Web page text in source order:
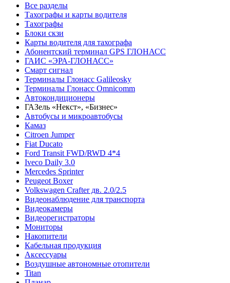
Все разделы
Тахографы и карты водителя
Тахографы
Блоки скзи
Карты водителя для тахографа
Абонентский терминал GPS ГЛОНАСС
ГАИС «ЭРА-ГЛОНАСС»
Смарт сигнал
Терминалы Глонасс Galileosky
Терминалы Глонасс Omnicomm
Автокондиционеры
ГАЗель «Некст», «Бизнес»
Автобусы и микроавтобусы
Камаз
Citroen Jumper
Fiat Ducato
Ford Transit FWD/RWD 4*4
Iveco Daily 3.0
Mercedes Sprinter
Peugeot Boxer
Volkswagen Crafter дв. 2.0/2.5
Видеонаблюдение для транспорта
Видеокамеры
Видеорегистраторы
Мониторы
Накопители
Кабельная продукция
Аксессуары
Воздушные автономные отопители
Titan